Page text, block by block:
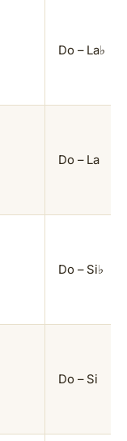
Do – La♭
Do – La
Do – Si♭
Do – Si